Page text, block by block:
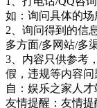
如：询问具体的场
2、询问得到的信
多方面/多网站/多
3、内容只供参考
假，违规等内容
自：娱乐之家人
友情提醒：友情